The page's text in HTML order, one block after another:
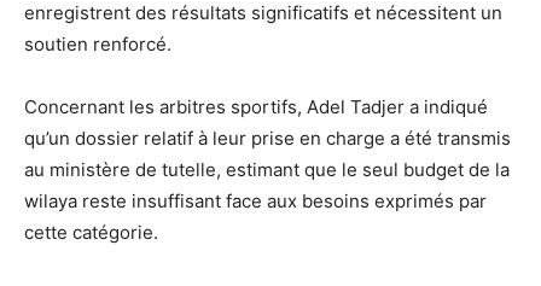
enregistrent des résultats significatifs et nécessitent un
soutien renforcé.
Concernant les arbitres sportifs, Adel Tadjer a indiqué
qu’un dossier relatif à leur prise en charge a été transmis
au ministère de tutelle, estimant que le seul budget de la
wilaya reste insuffisant face aux besoins exprimés par
cette catégorie.